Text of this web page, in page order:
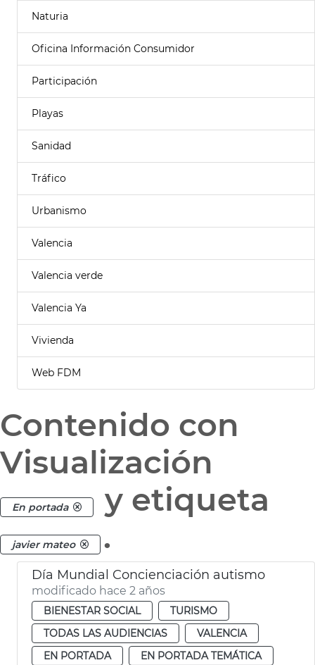
Naturia
Oficina Información Consumidor
Participación
Playas
Sanidad
Tráfico
Urbanismo
Valencia
Valencia verde
Valencia Ya
Vivienda
Web FDM
Contenido con
Visualización
En portada y etiqueta
javier mateo .
Día Mundial Concienciación autismo
modificado hace 2 años
BIENESTAR SOCIAL
TURISMO
TODAS LAS AUDIENCIAS
VALENCIA
EN PORTADA
EN PORTADA TEMÁTICA